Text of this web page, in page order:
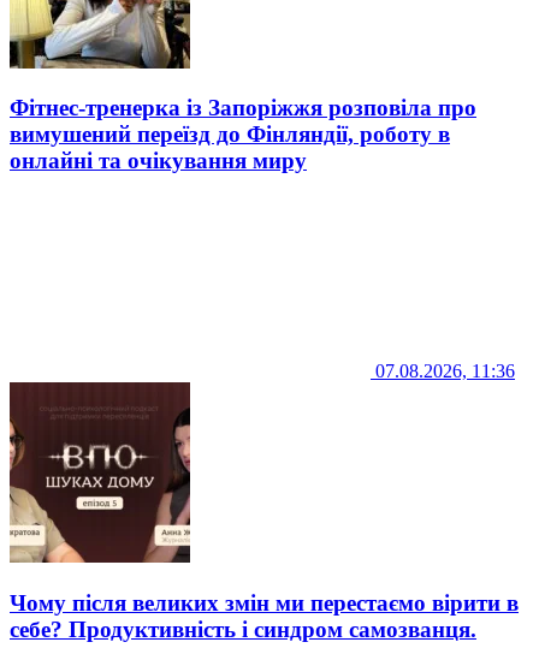
Фітнес-тренерка із Запоріжжя розповіла про
вимушений переїзд до Фінляндії, роботу в
онлайні та очікування миру
07.08.2026, 11:36
Чому після великих змін ми перестаємо вірити в
себе? Продуктивність і синдром самозванця.